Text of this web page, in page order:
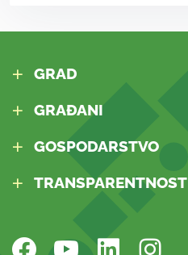
GRAD
GRAĐANI
GOSPODARSTVO
TRANSPARENTNOST